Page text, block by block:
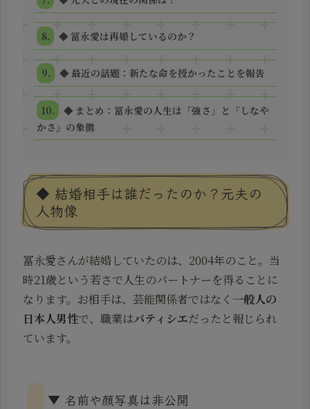
◆ 冨永愛は再婚しているのか？
◆ 最近の話題：新たな命を授かったことを報告
◆ まとめ：冨永愛の人生は「強さ」と「しなや
かさ」の象徴
◆ 結婚相手は誰だったのか？元夫の
人物像
冨永愛さんが結婚していたのは、2004年のこと。当
時21歳という若さで人生のパートナーを得ることに
なります。お相手は、芸能関係者ではなく 一般人の
日本人男性で、職業はパティシエだったと報じられ
ています。
▼ 名前や顔写真は非公開